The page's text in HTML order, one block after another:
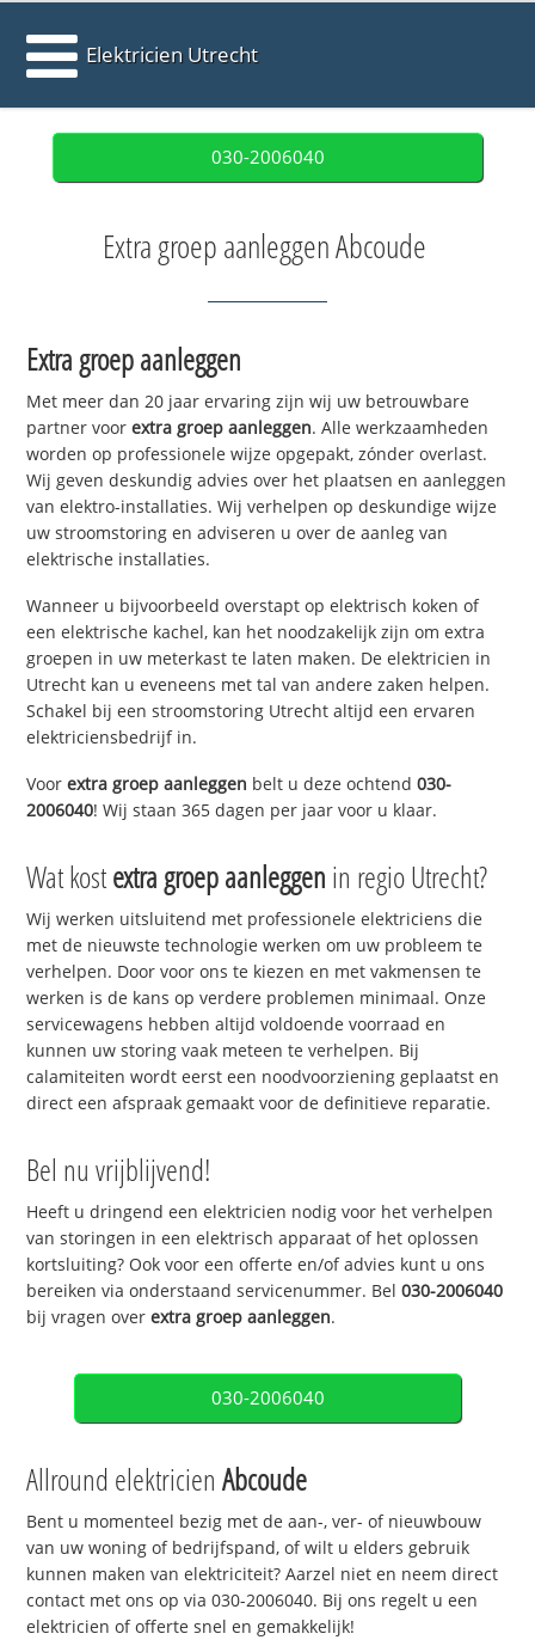
Elektricien Utrecht
030-2006040
Extra groep aanleggen Abcoude
Extra groep aanleggen
Met meer dan 20 jaar ervaring zijn wij uw betrouwbare
partner voorextra groep aanleggen. Alle werkzaamheden
worden op professionele wijze opgepakt, zónder overlast.
Wij geven deskundig advies over het plaatsen en aanleggen
van elektro-installaties. Wij verhelpen op deskundige wijze
uw stroomstoring en adviseren u over de aanleg van
elektrische installaties.
Wanneer u bijvoorbeeld overstapt op elektrisch koken of
een elektrische kachel, kan het noodzakelijk zijn om extra
groepen in uw meterkast te laten maken. De elektricien in
Utrecht kan u eveneens met tal van andere zaken helpen.
Schakel bij een stroomstoring Utrecht altijd een ervaren
elektriciensbedrijf in.
Voorextra groep aanleggen belt u deze ochtend030-
2006040! Wij staan 365 dagen per jaar voor u klaar.
Wat kostextra groep aanleggen in regio Utrecht?
Wij werken uitsluitend met professionele elektriciens die
met de nieuwste technologie werken om uw probleem te
verhelpen. Door voor ons te kiezen en met vakmensen te
werken is de kans op verdere problemen minimaal. Onze
servicewagens hebben altijd voldoende voorraad en
kunnen uw storing vaak meteen te verhelpen. Bij
calamiteiten wordt eerst een noodvoorziening geplaatst en
direct een afspraak gemaakt voor de definitieve reparatie.
Bel nu vrijblijvend!
Heeft u dringend een elektricien nodig voor het verhelpen
van storingen in een elektrisch apparaat of het oplossen
kortsluiting? Ook voor een offerte en/of advies kunt u ons
bereiken via onderstaand servicenummer. Bel030-2006040
bij vragen overextra groep aanleggen.
030-2006040
Allround elektricienAbcoude
Bent u momenteel bezig met de aan-, ver- of nieuwbouw
van uw woning of bedrijfspand, of wilt u elders gebruik
kunnen maken van elektriciteit? Aarzel niet en neem direct
contact met ons op via 030-2006040. Bij ons regelt u een
elektricien of offerte snel en gemakkelijk!